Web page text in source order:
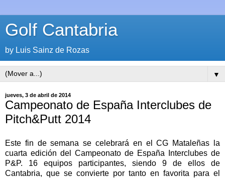
Golf Cantabria
by Luis Sainz de Rozas
▼
jueves, 3 de abril de 2014
Campeonato de España Interclubes de
Pitch&Putt 2014
Este fin de semana se celebrará en el CG Mataleñas la
cuarta edición del Campeonato de España Interclubes de
P&P. 16 equipos participantes, siendo 9 de ellos de
Cantabria, que se convierte por tanto en favorita para el